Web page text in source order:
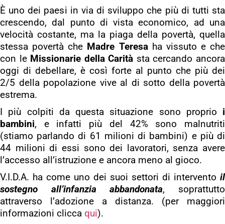
È uno dei paesi in via di sviluppo che più di tutti sta
crescendo, dal punto di vista economico, ad una
velocità costante, ma la piaga della povertà, quella
stessa povertà che Madre Teresaha vissuto e che
con le Missionarie della Carità sta cercando ancora
oggi di debellare, è così forte al punto che più dei
2/5 della popolazione vive al di sotto della povertà
estrema.
I più colpiti da questa situazione sono proprio i
bambini, e infatti più del 42% sono malnutriti
(stiamo parlando di 61 milioni di bambini) e più di
44 milioni di essi sono dei lavoratori, senza avere
l’accesso all’istruzione e ancora meno al gioco.
V.I.D.A. ha come uno dei suoi settori di intervento il
sostegno all’infanzia abbandonata, soprattutto
attraverso l’adozione a distanza. (per maggiori
informazioni clicca qui).